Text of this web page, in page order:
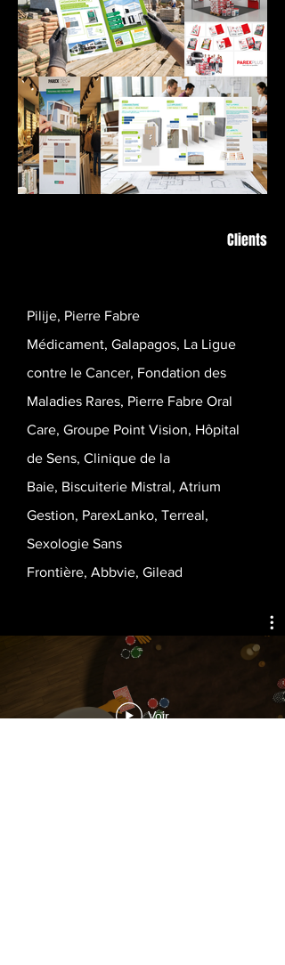
Clients
Pilije, Pierre Fabre
Médicament, Galapagos, La Ligue
contre le Cancer, Fondation des
Maladies Rares, Pierre Fabre Oral
Care, Groupe Point Vision, Hôpital
de Sens, Clinique de la
Baie, Biscuiterie Mistral, Atrium
Gestion, ParexLanko, Terreal,
Sexologie Sans
Frontière, Abbvie, Gilead
Voir